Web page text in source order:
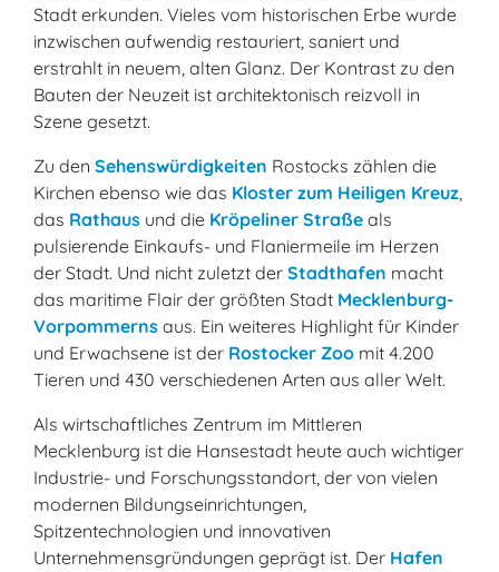
Stadt erkunden. Vieles vom historischen Erbe wurde
inzwischen aufwendig restauriert, saniert und
erstrahlt in neuem, alten Glanz. Der Kontrast zu den
Bauten der Neuzeit ist architektonisch reizvoll in
Szene gesetzt.
Zu den Sehenswürdigkeiten Rostocks zählen die
Kirchen ebenso wie das Kloster zum Heiligen Kreuz,
das Rathaus und die Kröpeliner Straße als
pulsierende Einkaufs- und Flaniermeile im Herzen
der Stadt. Und nicht zuletzt der Stadthafen macht
das maritime Flair der größten Stadt Mecklenburg-
Vorpommerns aus. Ein weiteres Highlight für Kinder
und Erwachsene ist der Rostocker Zoo mit 4.200
Tieren und 430 verschiedenen Arten aus aller Welt.
Als wirtschaftliches Zentrum im Mittleren
Mecklenburg ist die Hansestadt heute auch wichtiger
Industrie- und Forschungsstandort, der von vielen
modernen Bildungseinrichtungen,
Spitzentechnologien und innovativen
Unternehmensgründungen geprägt ist. Der Hafen